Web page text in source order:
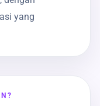
yang